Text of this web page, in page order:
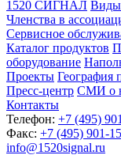
1520 СИГНАЛ Виды
Членства в
Сервисное
Каталог продуктов
оборудование
Проекты География
Пресс-центр СМИ о
Контакты
Телефон: +7 (495)
Факс: +7 (495) 901-
info@1520signal.ru